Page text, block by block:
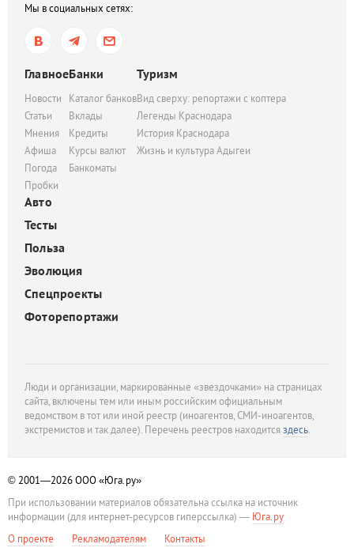
Мы в социальных сетях:
Главное
Новости
Статьи
Мнения
Афиша
Погода
Пробки
Банки
Каталог банков
Вклады
Кредиты
Курсы валют
Банкоматы
Туризм
Вид сверху: репортажи с коптера
Легенды Краснодара
История Краснодара
Жизнь и культура Адыгеи
Авто
Тесты
Польза
Эволюция
Спецпроекты
Фоторепортажи
Люди и организации, маркированные «звездочками» на страницах
сайта, включены тем или иным российским официальным
ведомством в тот или иной реестр (иноагентов, СМИ-иноагентов,
экстремистов и так далее). Перечень реестров находитсяздесь.
© 2001—2026ООО «Юга.ру»
При использовании материалов обязательна ссылка на источник
информации (для интернет-ресурсов гиперссылка) — Юга.ру
О проекте
Рекламодателям Контакты